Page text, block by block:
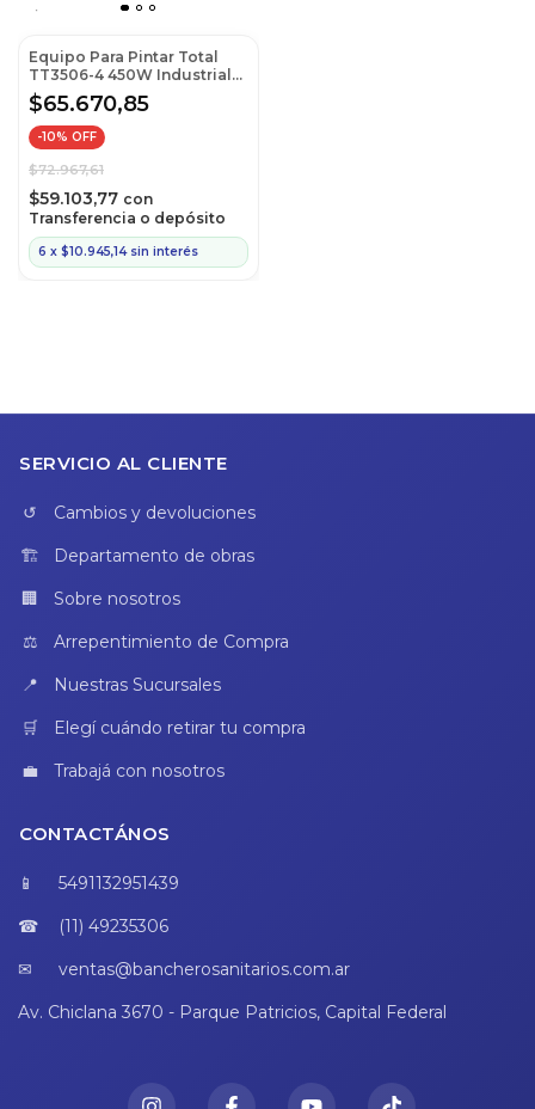
Equipo Para Pintar Total
TT3506-4 450W Industrial
(Ex Tt3506)
$65.670,85
-10% OFF
$72.967,61
$59.103,77 con
Transferencia o depósito
6 x $10.945,14 sin interés
SERVICIO AL CLIENTE
Cambios y devoluciones
Departamento de obras
Sobre nosotros
Arrepentimiento de Compra
Nuestras Sucursales
Elegí cuándo retirar tu compra
Trabajá con nosotros
CONTACTÁNOS
5491132951439
(11) 49235306
ventas@bancherosanitarios.com.ar
Av. Chiclana 3670 - Parque Patricios, Capital Federal